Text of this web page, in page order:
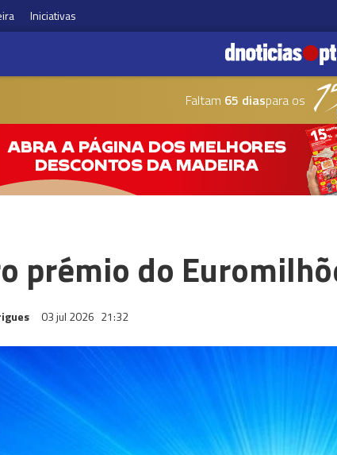
Iniciativas
Faltam 65 diaspara os
prémio do
03 jul 2026 21:32